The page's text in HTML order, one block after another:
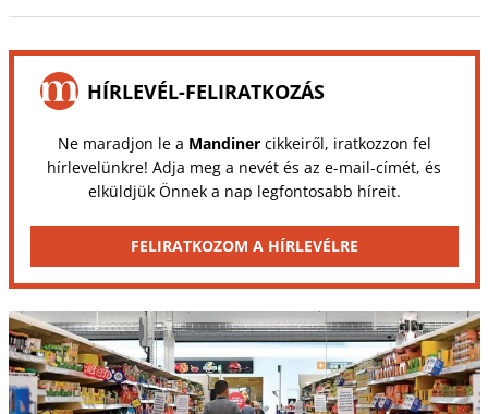
HÍRLEVÉL-FELIRATKOZÁS
Ne maradjon le a Mandinercikkeiről, iratkozzon fel
hírlevelünkre! Adja meg a nevét és az e-mail-címét, és
elküldjük Önnek a nap legfontosabb híreit.
FELIRATKOZOM A HÍRLEVÉLRE